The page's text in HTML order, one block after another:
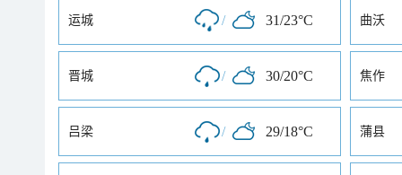
运城 / 31/23°C 曲沃
晋城 / 30/20°C 焦作
吕梁 / 29/18°C 蒲县